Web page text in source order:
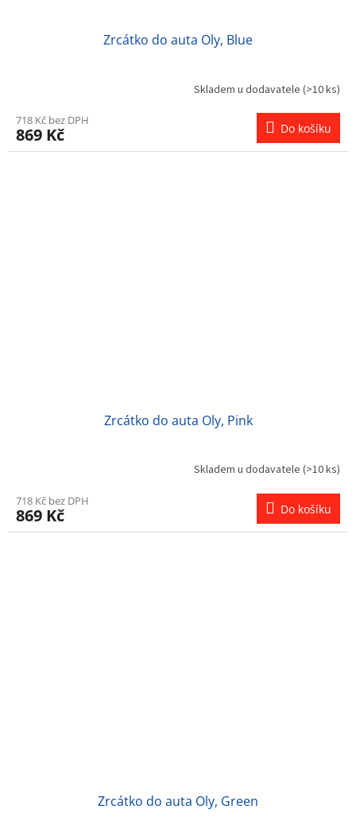
Zrcátko do auta Oly, Blue
Skladem u dodavatele (>10 ks)
718 Kč bez DPH
869 Kč Do košíku
Zrcátko do auta Oly, Pink
Skladem u dodavatele (>10 ks)
718 Kč bez DPH
869 Kč Do košíku
Zrcátko do auta Oly, Green